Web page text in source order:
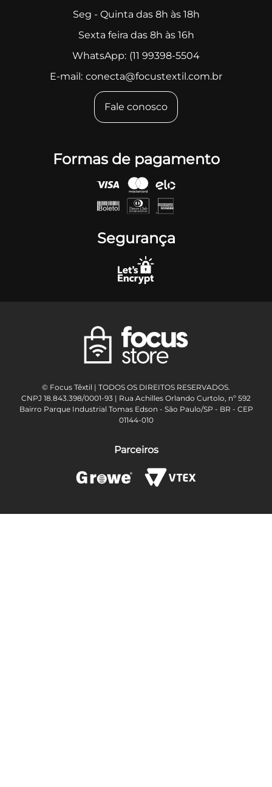
Seg - Quinta das 8h às 18h
Sexta feira das 8h às 16h
WhatsApp: (11 99398-5504
E-mail: conecta@focustextil.com.br
Fale conosco
Formas de pagamento
Segurança
© Focus Têxtil | TODOS OS DIREITOS RESERVADOS.
CNPJ 18.843.398/0001-93 | Rua Achilles Orlando Curtolo, nº 592
Bairro Parque Industrial Tomas Edson - São Paulo/SP - BR - CEP
01144-010
Parceiros